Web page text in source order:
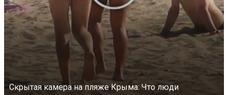
Скрытая камера на пляже Крыма: Что люди